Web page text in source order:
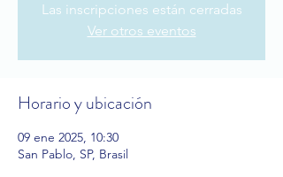
Las inscripciones están cerradas
Ver otros eventos
Horario y ubicación
09 ene 2025, 10:30
San Pablo, SP, Brasil